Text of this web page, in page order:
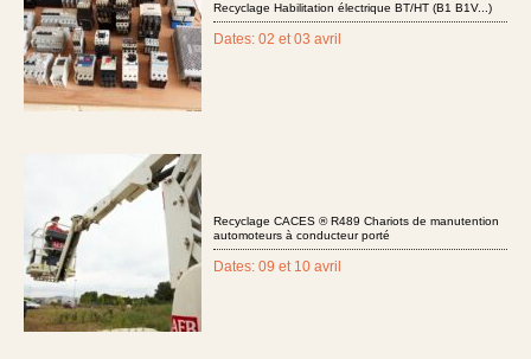
Recyclage Habilitation électrique BT/HT (B1 B1V...)
Dates: 02 et 03 avril
Recyclage CACES ® R489 Chariots de manutention
automoteurs à conducteur porté
Dates: 09 et 10 avril